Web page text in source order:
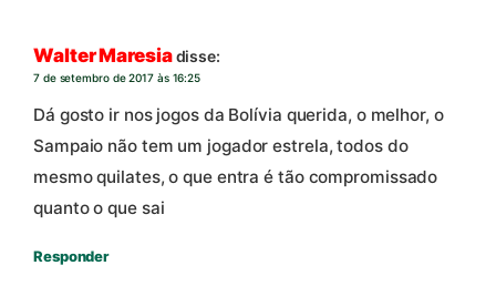
Walter Maresiadisse:
7 de setembro de 2017 às 16:25
Dá gosto ir nos jogos da Bolívia querida, o melhor, o
Sampaio não tem um jogador estrela, todos do
mesmo quilates, o que entra é tão compromissado
quanto o que sai
Responder